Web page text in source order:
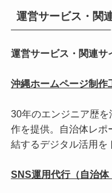
運営サービス・関
運営サービス・関連サ
沖縄ホームページ制
30年のエンジニア歴を
作を提供。自治体レポ
結するデジタル活用を
SNS運用代行（自治体